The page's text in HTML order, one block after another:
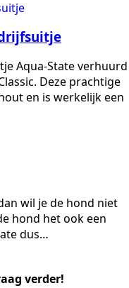
Aqua-State verhuurd
Deze prachtige
en is werkelijk een
wil je de hond niet
hond het ook een
dus…
verder!